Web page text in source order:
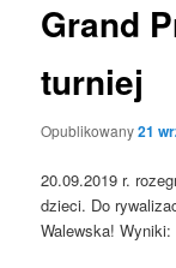
Grand
turniej
Opublikowany21
20.09.2019 r.
dzieci. Do
Walewska! Wyniki: